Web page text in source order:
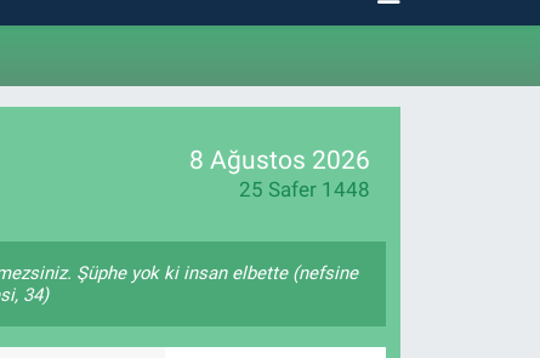
8 Ağustos 2026
25 Safer 1448
Şüphe yok ki insan elbette (nefsine
34)